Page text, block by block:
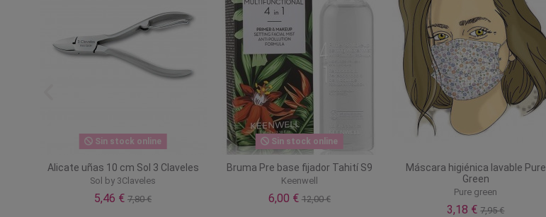
Sin stock online
Alicate uñas 10 cm Sol 3 Claveles
Sol by 3Claveles
5,46 €7,80 €
Sin stock online
Bruma Pre base fijador Tahití S9
Keenwell
6,00 € 12,00 €
Máscara higiénica lavable Pure
Green
Pure green
3,18 €7,95 €